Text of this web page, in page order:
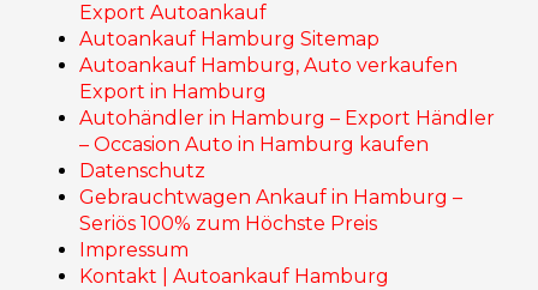
Export Autoankauf
Autoankauf Hamburg Sitemap
Autoankauf Hamburg, Auto verkaufen
Export in Hamburg
Autohändler in Hamburg – Export Händler
– Occasion Auto in Hamburg kaufen
Datenschutz
Gebrauchtwagen Ankauf in Hamburg –
Seriös 100% zum Höchste Preis‎
Impressum
Kontakt | Autoankauf Hamburg